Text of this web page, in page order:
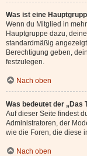
Was ist eine
Wenn du Mitglied in
Hauptgruppe dazu,
standardmäßig
Berechtigung geben,
festzulegen.
Nach oben
Was bedeutet der „Das
Auf dieser Seite findest
Administratoren, der
wie die Foren, die diese
Nach oben